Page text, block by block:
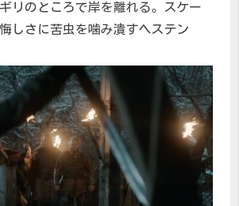
リのところで岸を離れる。スケー
しさに苦虫を噛み潰すヘステン